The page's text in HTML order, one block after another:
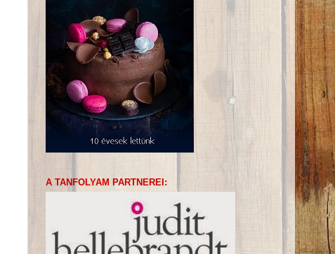
A TANFOLYAM PARTNEREI: